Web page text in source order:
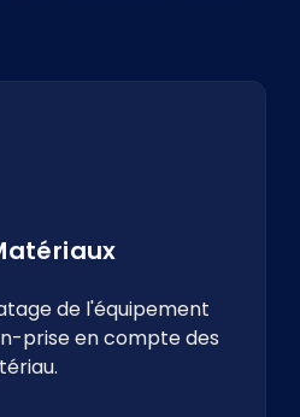
de l'équipement
prise en compte des